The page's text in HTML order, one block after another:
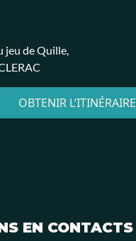
jeu de Quille,
OBTENIR L’ITINÉRAIRE
EN CONTACTS